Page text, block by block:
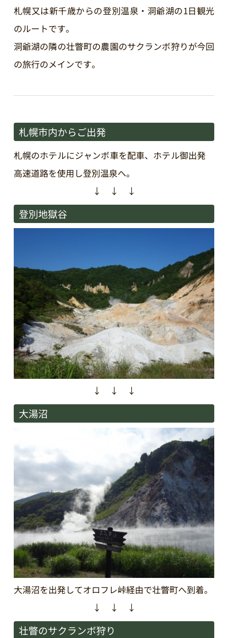
札幌又は新千歳からの登別温泉・洞爺湖の1日観光
のルートです。
洞爺湖の隣の壮瞥町の農園のサクランボ狩りが今回
の旅行のメインです。
札幌市内からご出発
札幌のホテルにジャンボ車を配車、ホテル御出発
高速道路を使用し登別温泉へ。
↓ ↓ ↓
登別地獄谷
↓ ↓ ↓
大湯沼
大湯沼を出発してオロフレ峠経由で壮瞥町へ到着。
↓ ↓ ↓
壮瞥のサクランボ狩り